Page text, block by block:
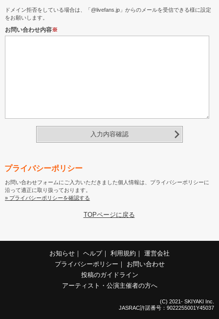
ドメイン拒否をしている場合は、「@livefans.jp」からのメールを受信できる様に設定
をお願いします。
お問い合わせ内容※
入力内容確認
プライバシーポリシー
お問い合わせフォームにご入力いただきました個人情報は、プライバシーポリシーに
沿って適正に取り扱っております。
» プライバシーポリシーを確認する
TOPページに戻る
お知らせ ヘルプ 利用規約
運営会社
プライバシーポリシー
お問い合わせ
投稿のガイドライン
アーティスト・公演主催者の方へ
(C) 2021- SKIYAKI Inc.
JASRAC許諾番号：9022255001Y45037